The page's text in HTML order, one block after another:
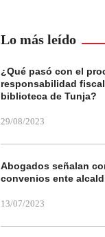
Lo más leído
¿Qué pasó con el
responsabilidad
biblioteca de Tunja?
29/08/2023
Abogados señalan
convenios ente
13/07/2023